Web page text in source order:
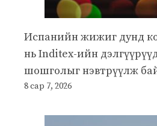
Испанийн жижиг дунд
нь Inditex-ийн
шошголыг нэвтрүүлж
8 сар 7, 2026